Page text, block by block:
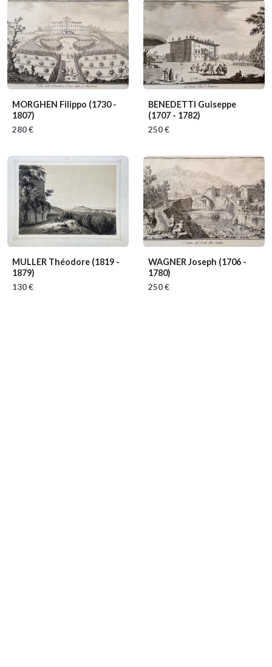
MORGHEN Filippo (1730 -
1807)
280 €
BENEDETTI Guiseppe
(1707 - 1782)
250 €
MULLER Théodore (1819 -
1879)
130 €
WAGNER Joseph (1706 -
1780)
250 €